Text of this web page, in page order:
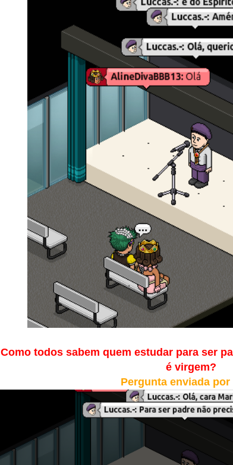
Como todos sabem quem estudar para ser
é virgem?
Pergunta enviada por